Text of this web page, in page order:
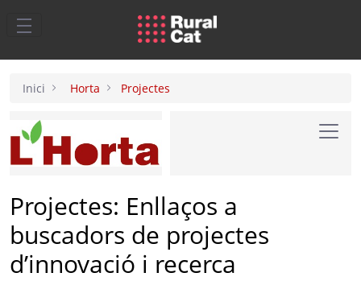
Salta al contingut principal
Inici Horta Projectes
Projectes: Enllaços a
buscadors de projectes
d’innovació i recerca